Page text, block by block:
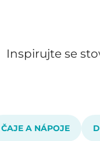
Inspirujte se
ČAJE A NÁPOJE